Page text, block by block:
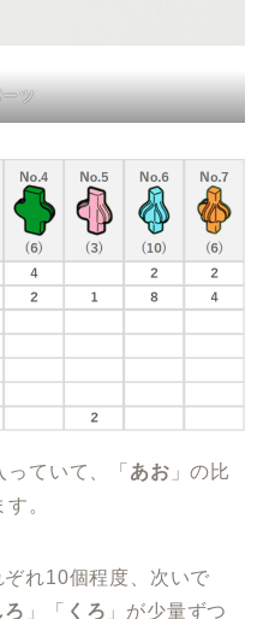
ツ
ていて、「 あお 」の比
。
ぞれ10個程度、次いで
ろ 」「 くろ 」が少量ずつ